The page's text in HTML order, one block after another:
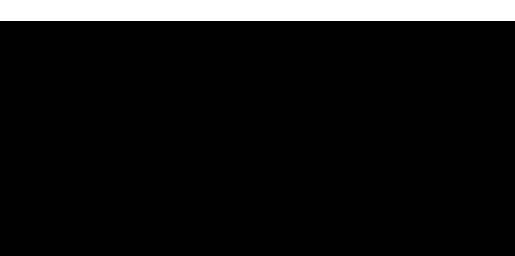
selvitä sokkelot ja järjestä kirjaimet! Autot-tuotteet tarjoavat sekä
hahmojen lisäksi löydät luettavaksi myös muut rakastetut